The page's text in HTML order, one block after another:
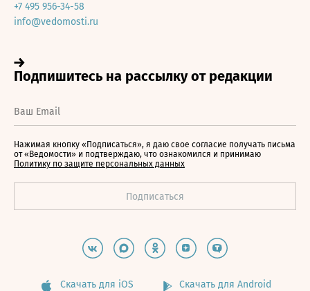
+7 495 956-34-58
info@vedomosti.ru
Нажимая кнопку «Подписаться», я даю свое согласие получать письма
от «Ведомости» и подтверждаю, что ознакомился и принимаю
Политику по защите персональных данных
Скачать для iOS Скачать для Android